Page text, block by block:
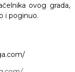
ovog grada,
i poginuo.